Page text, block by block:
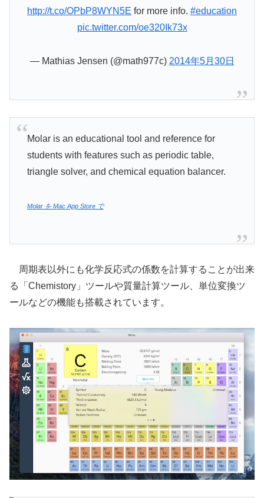
http://t.co/OPbP8WYN5E for more info. #education
pic.twitter.com/oe320Ik73x
— Mathias Jensen (@math977c) 2014年5月30日
Molar is an educational tool and reference for
students with features such as periodic table,
triangle solver, and chemical equation balancer.
Molar を Mac App Store で
周期表以外にも化学反応式の係数を計算することが出来
る「Chemistory」ツールや質量計算ツール、単位変換ツ
ールなどの機能も搭載されています。